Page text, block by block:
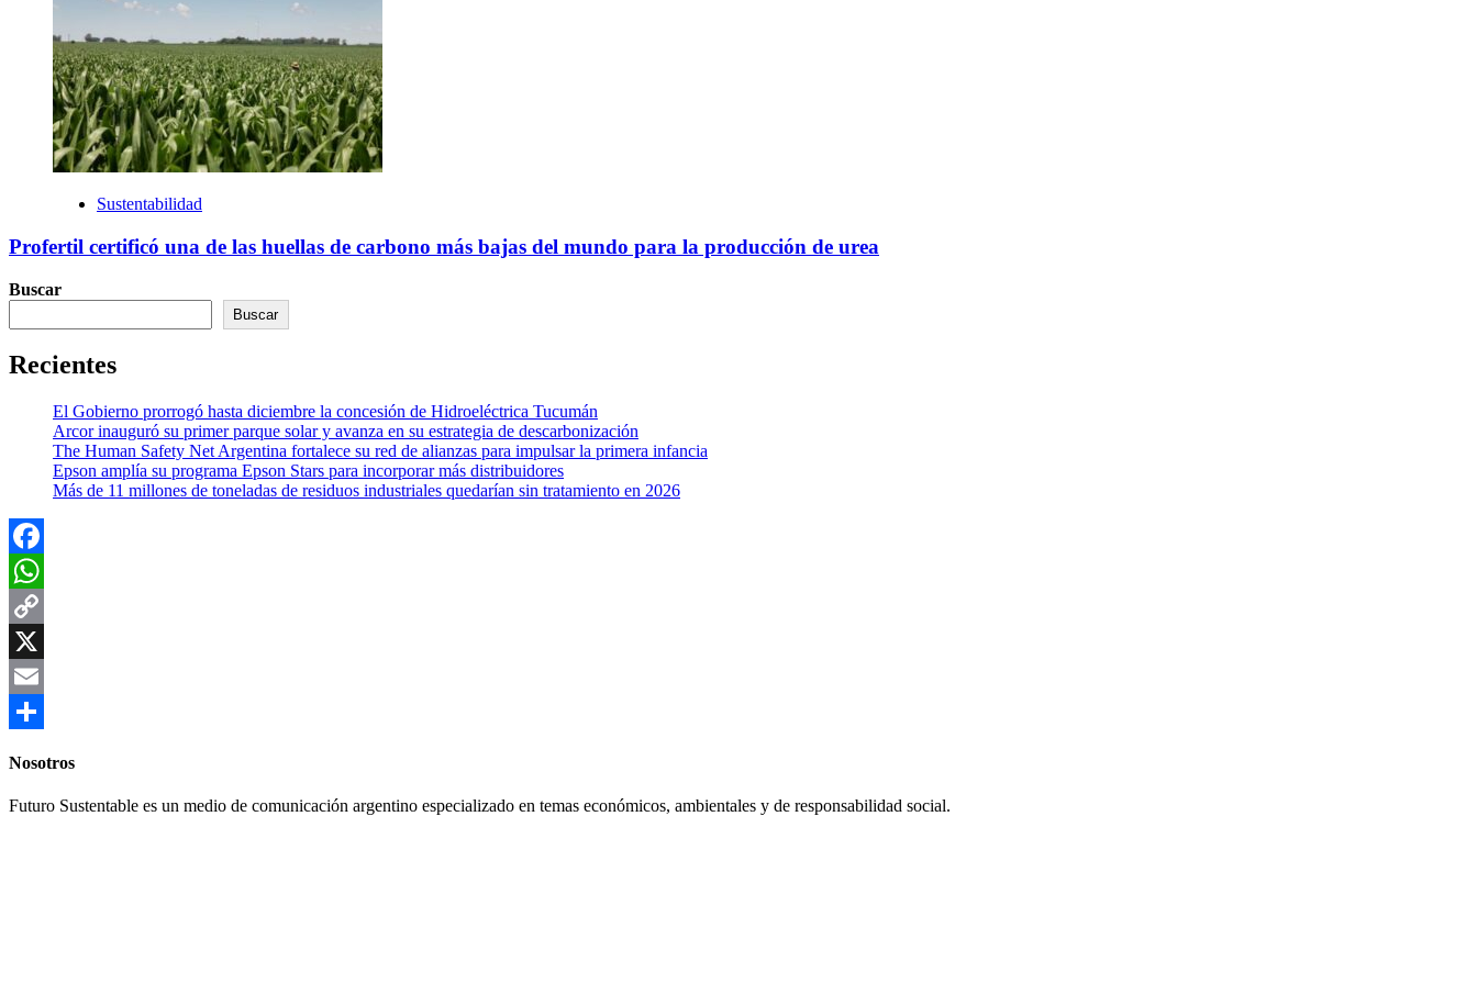
Sustentabilidad
Profertil certificó una de las huellas de carbono más bajas del mundo para la producción de urea
Buscar
Buscar
Recientes
El Gobierno prorrogó hasta diciembre la concesión de Hidroeléctrica Tucumán
Arcor inauguró su primer parque solar y avanza en su estrategia de descarbonización
The Human Safety Net Argentina fortalece su red de alianzas para impulsar la primera infancia
Epson amplía su programa Epson Stars para incorporar más distribuidores
Más de 11 millones de toneladas de residuos industriales quedarían sin tratamiento en 2026
Facebook
WhatsApp
Copy
Link
X
Email
Nosotros
Futuro Sustentable es un medio de comunicación argentino especializado en temas económicos, ambientales y de responsabilidad social.